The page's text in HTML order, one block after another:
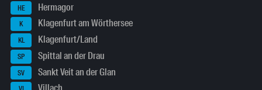
HE Hermagor
K Klagenfurt am Wörthersee
KL Klagenfurt/Land
SP Spittal an der Drau
SV Sankt Veit an der Glan